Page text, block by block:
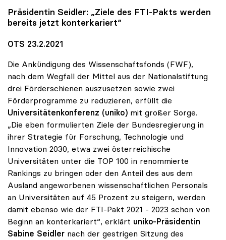
Präsidentin Seidler: „Ziele des FTI-Pakts werden
bereits jetzt konterkariert“
OTS 23.2.2021
Die Ankündigung des Wissenschaftsfonds (FWF),
nach dem Wegfall der Mittel aus der Nationalstiftung
drei Förderschienen auszusetzen sowie zwei
Förderprogramme zu reduzieren, erfüllt die
Universitätenkonferenz (uniko) mit großer Sorge.
„Die eben formulierten Ziele der Bundesregierung in
ihrer Strategie für Forschung, Technologie und
Innovation 2030, etwa zwei österreichische
Universitäten unter die TOP 100 in renommierte
Rankings zu bringen oder den Anteil des aus dem
Ausland angeworbenen wissenschaftlichen Personals
an Universitäten auf 45 Prozent zu steigern, werden
damit ebenso wie der FTI-Pakt 2021 - 2023 schon von
Beginn an konterkariert“, erklärt uniko-Präsidentin
Sabine Seidler nach der gestrigen Sitzung des